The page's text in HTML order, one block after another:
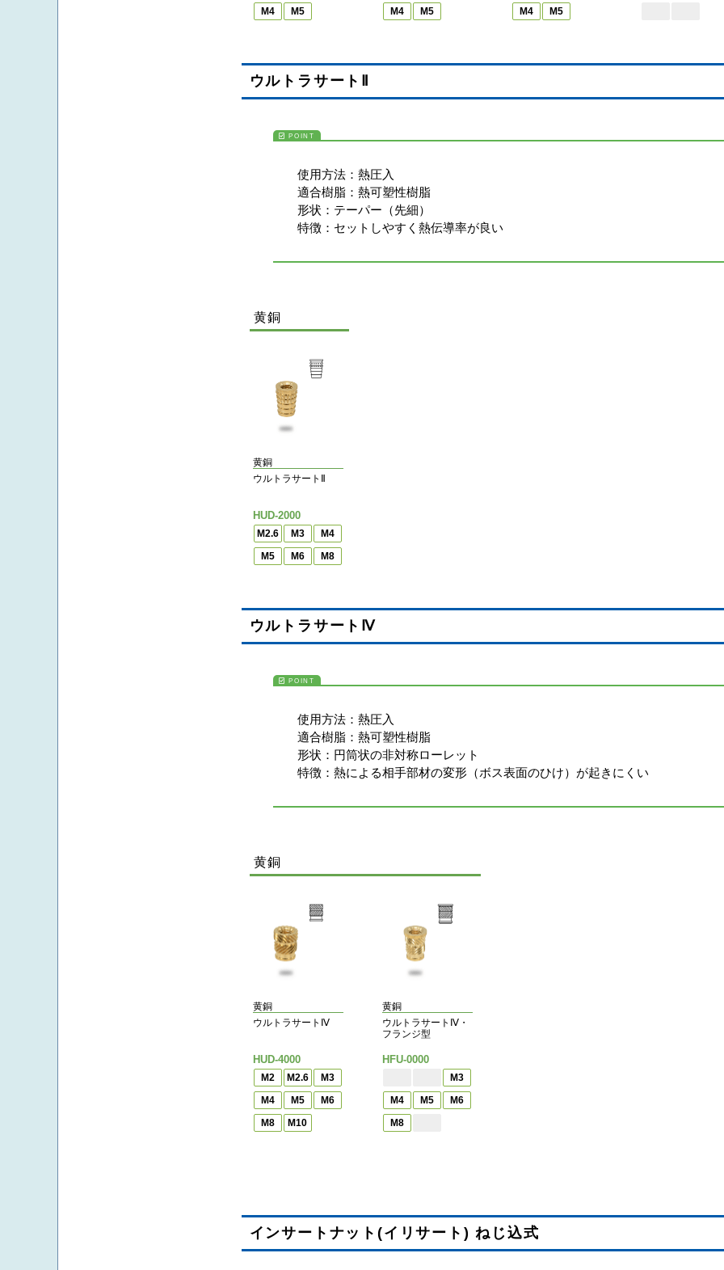
M4
M5
M4
M5
M4
M5
ウルトラサートⅡ
使用方法： 熱圧入
適合樹脂： 熱可塑性樹脂
形状： テーパー（先細）
特徴： セットしやすく熱伝導率が良い
黄銅
黄銅
ウルトラサートⅡ
HUD-2000
M2.6 M3
M4
M5
M6 M8
ウルトラサートⅣ
使用方法： 熱圧入
適合樹脂： 熱可塑性樹脂
形状： 円筒状の非対称ローレット
特徴： 熱による相手部材の変形（ボス表面のひけ）が起きにくい
黄銅
黄銅
ウルトラサートⅣ
HUD-4000
M2 M2.6
M3
M4
M5
M6
M8
M10
黄銅
ウルトラサートⅣ・
フランジ型
HFU-0000
M3
M4
M5
M6
M8
インサートナット(イリサート) ねじ込式